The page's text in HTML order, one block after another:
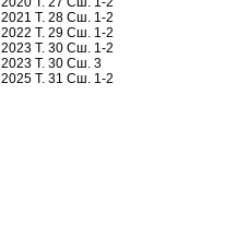
2021 Т. 28 Сш. 1-2
2022 Т. 29 Сш. 1-2
2023 Т. 30 Сш. 1-2
2023 Т. 30 Сш. 3
2025 Т. 31 Сш. 1-2